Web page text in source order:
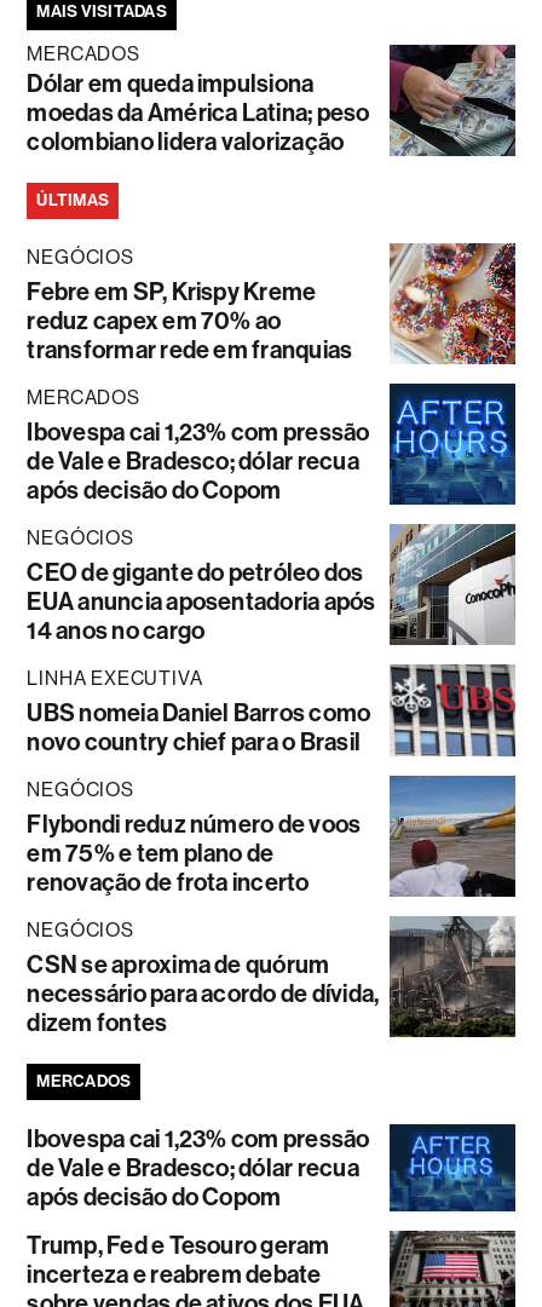
MAIS VISITADAS
MERCADOS
Dólar em queda impulsiona
moedas da América Latina; peso
colombiano lidera valorização
ÚLTIMAS
NEGÓCIOS
Febre em SP, Krispy Kreme
reduz capex em 70% ao
transformar rede em franquias
MERCADOS
Ibovespa cai 1,23% com pressão
de Vale e Bradesco; dólar recua
após decisão do Copom
NEGÓCIOS
CEO de gigante do petróleo dos
EUA anuncia aposentadoria após
14 anos no cargo
LINHA EXECUTIVA
UBS nomeia Daniel Barros como
novo country chief para o Brasil
NEGÓCIOS
Flybondi reduz número de voos
em 75% e tem plano de
renovação de frota incerto
NEGÓCIOS
CSN se aproxima de quórum
necessário para acordo de dívida,
dizem fontes
MERCADOS
Ibovespa cai 1,23% com pressão
de Vale e Bradesco; dólar recua
após decisão do Copom
Trump, Fed e Tesouro geram
incerteza e reabrem debate